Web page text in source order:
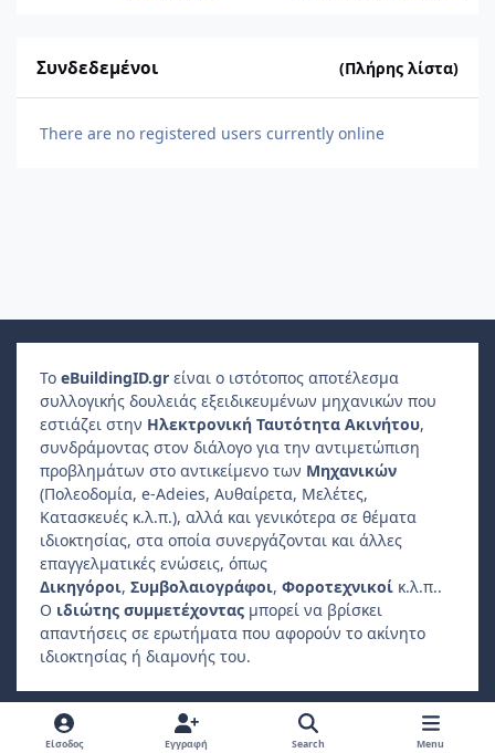
Συνδεδεμένοι (Πλήρης λίστα)
There are no registered users currently online
Το eBuildingID.gr είναι ο ιστότοπος αποτέλεσμα
συλλογικής δουλειάς εξειδικευμένων μηχανικών που
εστιάζει στην Ηλεκτρονική Ταυτότητα Ακινήτου,
συνδράμοντας στον διάλογο για την αντιμετώπιση
προβλημάτων στο αντικείμενο των Μηχανικών
(Πολεοδομία, e-Adeies, Αυθαίρετα, Μελέτες,
Κατασκευές κ.λ.π.), αλλά και γενικότερα σε θέματα
ιδιοκτησίας, στα οποία συνεργάζονται και άλλες
επαγγελματικές ενώσεις, όπως
Δικηγόροι, Συμβολαιογράφοι, Φοροτεχνικοί κ.λ.π..
Ο ιδιώτης συμμετέχοντας μπορεί να βρίσκει
απαντήσεις σε ερωτήματα που αφορούν το ακίνητο
ιδιοκτησίας ή διαμονής του.
Light ModeDark ModeSystem Preference
f
Είσοδος Εγγραφή Search Menu